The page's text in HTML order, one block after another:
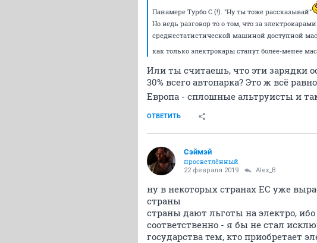
Панамере Турбо С (!). "Ну ты тоже рассказывай"
Но ведь разговор то о том, что за
среднестатистической машиной доступной
как только электрокары станут более-менее
Или ты считаешь, что эти зарядки
30% всего автопарка? Это ж всё
Европа - сплошные альтруисты и
ОТВЕТИТЬ
Сэймэй
просветлённый
22 февраля 2019 Alex_B
ну в некоторых странах ЕС уже
страны
страны дают льготы на электро,
соответственно - я бы не стал
государства тем, кто приобретает